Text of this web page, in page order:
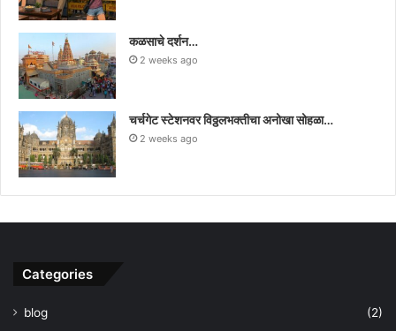
कळसाचे दर्शन…
2 weeks ago
चर्चगेट स्टेशनवर विठ्ठलभक्तीचा अनोखा सोहळा…
2 weeks ago
Categories
blog
(2)